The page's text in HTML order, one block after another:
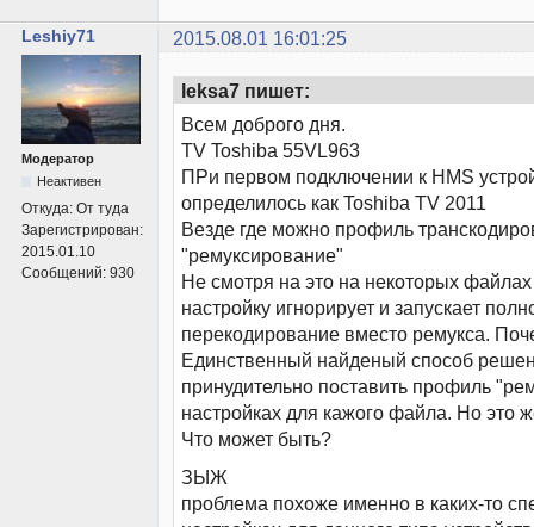
Leshiy71 2015.08.01 16:01:25
Модератор
Неактивен
Откуда: От туда
Зарегистрирован:
2015.01.10
Сообщений: 930
leksa7 пишет:
Всем доброго дня.
TV Toshiba 55VL963
ПРи первом подключении к HMS
определилось как Toshiba TV 2011
Везде где можно профиль
"ремуксирование"
Не смотря на это на некоторых файлах
настройку игнорирует и запускает
перекодирование вместо ремукса.
Единственный найденый способ
принудительно поставить профиль
настройках для кажого файла. Но это
Что может быть?
ЗЫЖ
проблема похоже именно в каких-то